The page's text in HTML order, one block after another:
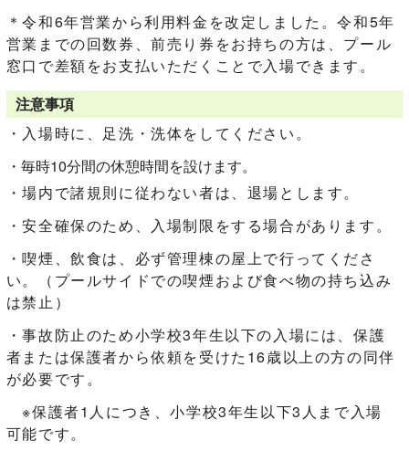
＊令和6年営業から利用料金を改定しました。令和5年
営業までの回数券、前売り券をお持ちの方は、プール
窓口で差額をお支払いただくことで入場できます。
注意事項
・入場時に、足洗・洗体をしてください。
・毎時10分間の休憩時間を設けます。
・場内で諸規則に従わない者は、退場とします。
・安全確保のため、入場制限をする場合があります。
・喫煙、飲食は、必ず管理棟の屋上で行ってくださ
い。（プールサイドでの喫煙および食べ物の持ち込み
は禁止）
・事故防止のため小学校3年生以下の入場には、保護
者または保護者から依頼を受けた16歳以上の方の同伴
が必要です。
※保護者1人につき、小学校3年生以下3人まで入場
可能です。